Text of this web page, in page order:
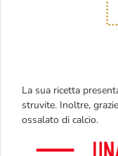
La sua ricetta
struvite. Inoltre,
ossalato di calcio.